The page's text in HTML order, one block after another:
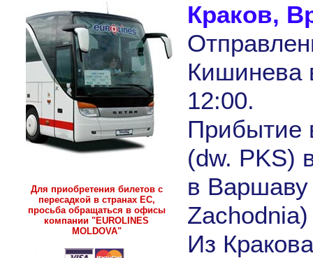
Для приобретения билетов с
пересадкой в странах ЕС,
просьба обращаться в офисы
компании "EUROLINES
MOLDOVA"
Краков,
Кишинева
12:00.
Прибытие
(dw. PKS)
в Варшаву
Из